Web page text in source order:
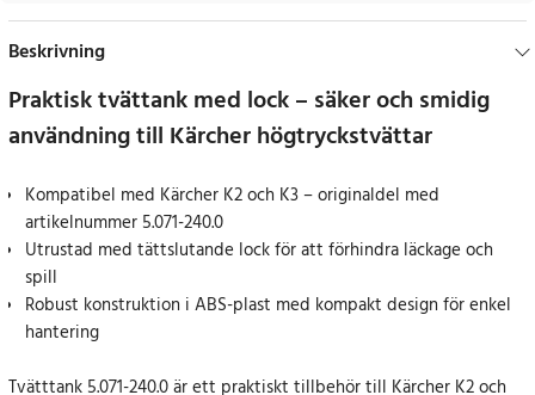
Beskrivning
Praktisk tvättank med lock – säker och smidig
användning till Kärcher högtryckstvättar
Kompatibel med Kärcher K2 och K3 – originaldel med
artikelnummer 5.071-240.0
Utrustad med tättslutande lock för att förhindra läckage och
spill
Robust konstruktion i ABS-plast med kompakt design för enkel
hantering
Tvätttank 5.071-240.0 är ett praktiskt tillbehör till Kärcher K2 och